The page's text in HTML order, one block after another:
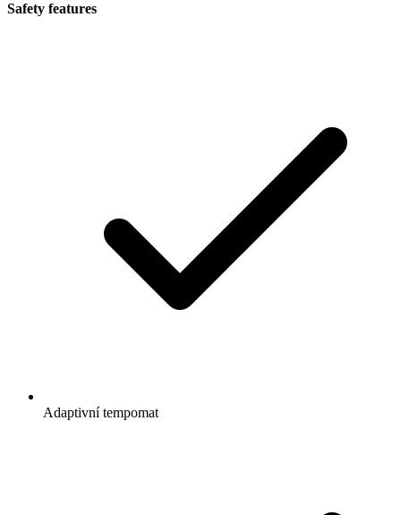
Safety features
Adaptivní tempomat